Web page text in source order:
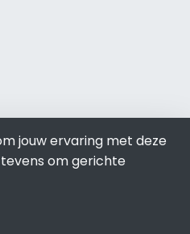
jouw ervaring met deze
om gerichte